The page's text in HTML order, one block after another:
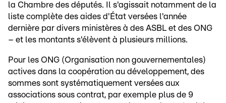
la Chambre des députés. Il s'agissait notamment de la
liste complète des aides d'État versées l'année
dernière par divers ministères à des ASBL et des ONG
– et les montants s'élèvent à plusieurs millions.
Pour les ONG (Organisation non gouvernementales)
actives dans la coopération au développement, des
sommes sont systématiquement versées aux
associations sous contrat, par exemple plus de 9